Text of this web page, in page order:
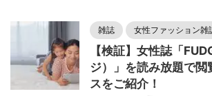
雑誌 女性ファッション雑
【検証】女性誌「
ジ）」を読み放題で閲
スをご紹介！